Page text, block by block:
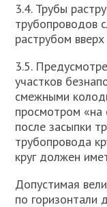
3.4. Трубы
трубопроводов
раструбом
3.5.
участков
смежными
просмотром «на
после засыпки
трубопровода
круг должен
Допустимая
по горизонтали